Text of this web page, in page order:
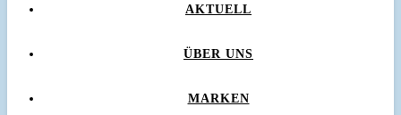
AKTUELL
ÜBER UNS
MARKEN